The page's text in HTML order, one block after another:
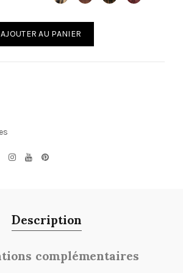
AJOUTER AU PANIER
Description
complémentaires